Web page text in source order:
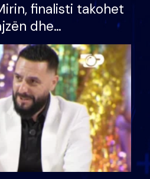
finalisti takohet
dhe
ndonjë letër